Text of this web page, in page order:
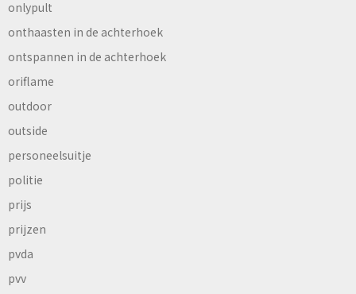
onlypult
onthaasten in de achterhoek
ontspannen in de achterhoek
oriflame
outdoor
outside
personeelsuitje
politie
prijs
prijzen
pvda
pvv